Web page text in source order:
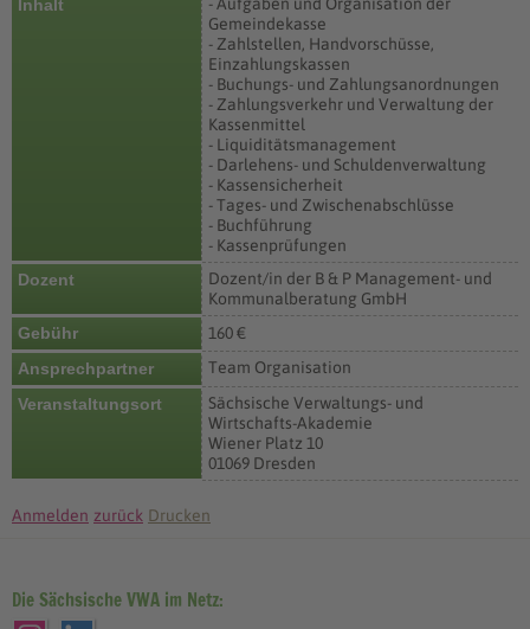
Inhalt
Gemeindekasse
- Zahlstellen, Handvorschüsse,
Einzahlungskassen
- Buchungs- und Zahlungsanordnungen
- Zahlungsverkehr und Verwaltung der
Kassenmittel
- Liquiditätsmanagement
- Darlehens- und Schuldenverwaltung
- Kassensicherheit
- Tages- und Zwischenabschlüsse
- Buchführung
- Kassenprüfungen
Dozent
Dozent/in der B & P Management- und
Kommunalberatung GmbH
Gebühr
160 €
Ansprechpartner
Team Organisation
Veranstaltungsort
Sächsische Verwaltungs- und
Wirtschafts-Akademie
Wiener Platz 10
01069 Dresden
Anmelden zurück Drucken
Die Sächsische VWA im Netz: